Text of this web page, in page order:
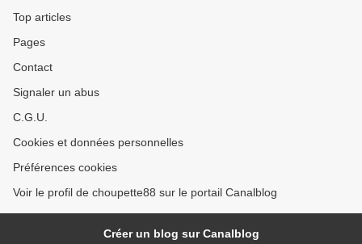
Top articles
Pages
Contact
Signaler un abus
C.G.U.
Cookies et données personnelles
Préférences cookies
Voir le profil de choupette88 sur le portail Canalblog
Créer un blog sur Canalblog